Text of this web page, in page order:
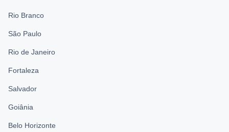
Rio Branco
São Paulo
Rio de Janeiro
Fortaleza
Salvador
Goiânia
Belo Horizonte